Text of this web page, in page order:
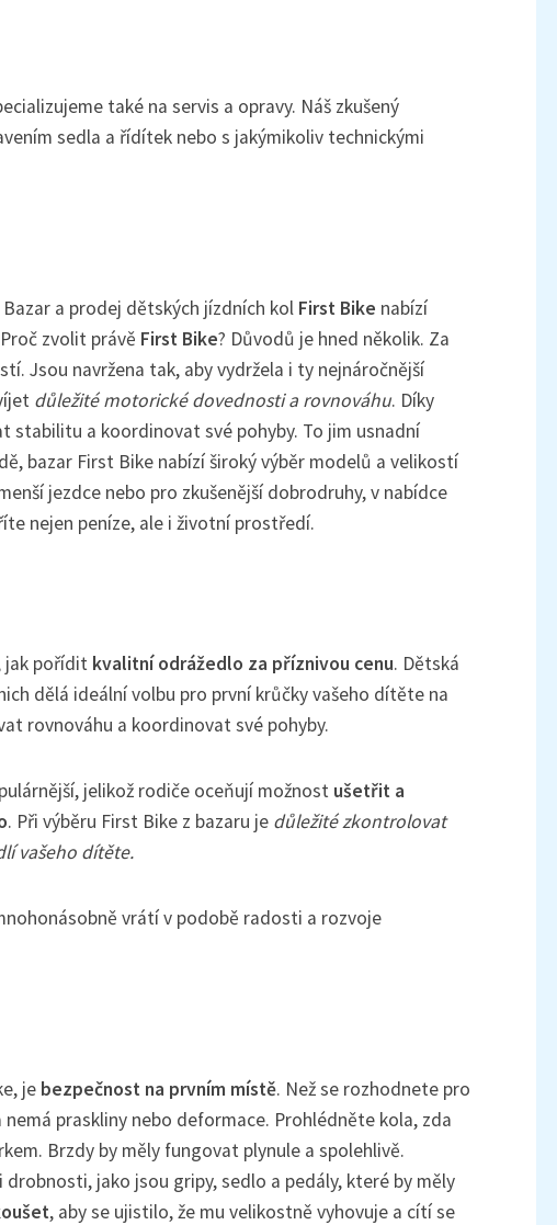
také na servis a opravy. Náš zkušený
sedla a řídítek nebo s jakýmikoliv technickými
a prodej dětských jízdních kol First Bike nabízí
zvolit právě First Bike? Důvodů je hned několik. Za
Jsou navržena tak, aby vydržela i ty nejnáročnější
důležité motorické dovednosti a rovnováhu. Díky
stabilitu a koordinovat své pohyby. To jim usnadní
bazar First Bike nabízí široký výběr modelů a velikostí
jezdce nebo pro zkušenější dobrodruhy, v nabídce
nejen peníze, ale i životní prostředí.
jak pořídit kvalitní odrážedlo za příznivou cenu. Dětská
dělá ideální volbu pro první krůčky vašeho dítěte na
rovnováhu a koordinovat své pohyby.
jelikož rodiče oceňují možnost ušetřit a
. Při výběru First Bike z bazaru je důležité zkontrolovat
vašeho dítěte.
vrátí v podobě radosti a rozvoje
je bezpečnost na prvním místě. Než se rozhodnete pro
praskliny nebo deformace. Prohlédněte kola, zda
Brzdy by měly fungovat plynule a spolehlivě.
jako jsou gripy, sedlo a pedály, které by měly
, aby se ujistilo, že mu velikostně vyhovuje a cítí se